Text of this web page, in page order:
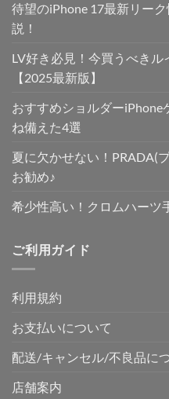
し
で
待望のiPhone 17最新リー
説！
LV好き必見！今買うべき
【2025最新版】
おすすめショルダー
ね備えた4選
夏に欠かせない！PRADA(
お勧め♪
希少性高い！クロムハーツ
ご利用ガイド
利用規約
お支払いについて
配送/キャンセル/不良品に
店舗案内